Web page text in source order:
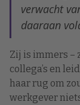
verwacht
daaraan
Zij is immers –
collega’s en
haar rug om
werkgever